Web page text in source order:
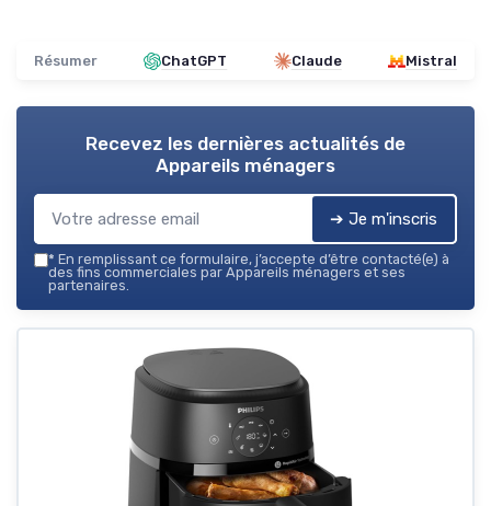
Résumer ChatGPT Claude Mistral
Recevez les dernières actualités de
Appareils ménagers
➔ Je m'inscris
* En remplissant ce formulaire, j’accepte d’être contacté(e) à
des fins commerciales par Appareils ménagers et ses
partenaires.